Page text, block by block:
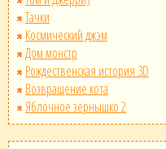
Тачки
Космический джэм
Дом монстр
Рождественская история 3D
Возвращение кота
Яблочное зернышко 2